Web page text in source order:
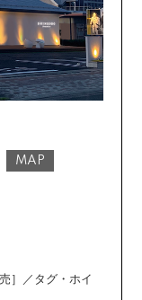
い
計が揃う10万円以内
以降にも最適なバ
ている理由がここに
用のURLをEメ
たします。必要
たします。分割
いただきま
希望のお客様は
ショッピングク
MAP
］／タグ・ホイ